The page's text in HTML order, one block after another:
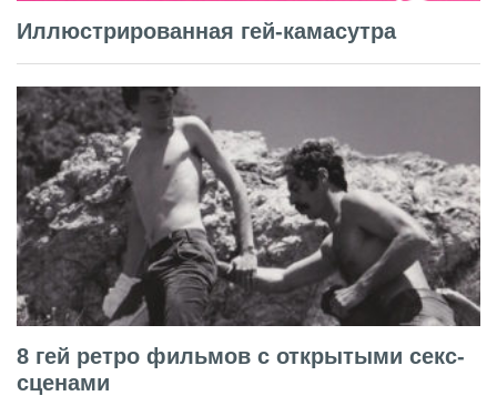
Иллюстрированная гей-камасутра
8 гей ретро фильмов с открытыми секс-
сценами